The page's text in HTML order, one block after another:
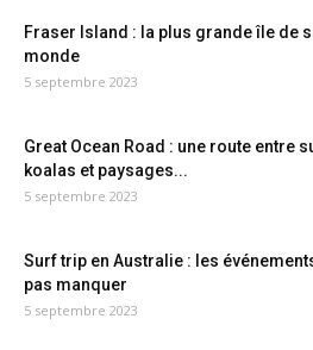
Fraser Island : la plus grande île de
monde
5 septembre 2023
Great Ocean Road : une route entre
koalas et paysages...
5 septembre 2023
Surf trip en Australie : les
pas manquer
5 septembre 2023